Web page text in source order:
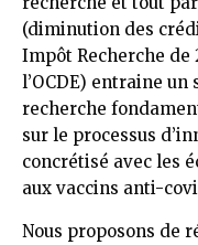
(diminution des
Impôt Recherche de
l’OCDE) entraine
recherche
sur le processus
concrétisé avec les
aux vaccins anti-
Nous proposons de